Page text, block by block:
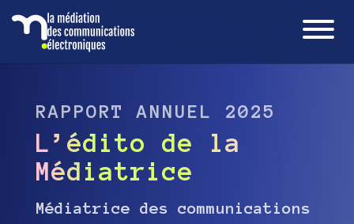
RAPPORT ANNUEL 2025
L’édito de la
Médiatrice
Médiatrice des communications